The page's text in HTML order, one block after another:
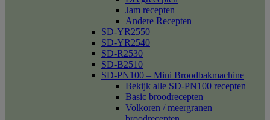
Jam recepten
Andere Recepten
SD-YR2550
SD-YR2540
SD-R2530
SD-B2510
SD-PN100 – Mini Broodbakmachine
Bekijk alle SD-PN100 recepten
Basic broodrecepten
Volkoren / meergranen